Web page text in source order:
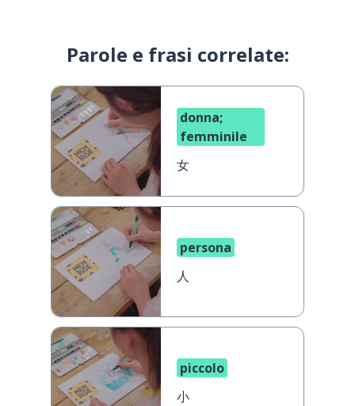
Parole e frasi correlate:
donna;
femminile
女
persona
人
piccolo
小